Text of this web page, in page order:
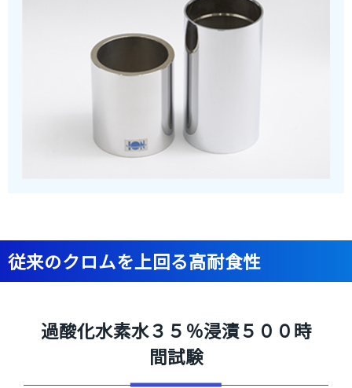
従来のクロムを上回る高耐食性
過酸化水素水３５％浸漬５００時
間試験